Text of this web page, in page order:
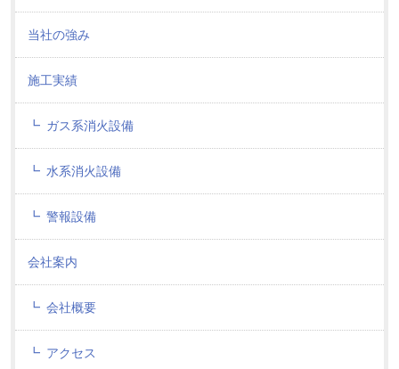
当社の強み
施工実績
ガス系消火設備
水系消火設備
警報設備
会社案内
会社概要
アクセス